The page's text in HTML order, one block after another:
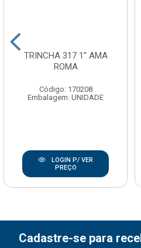
TRINCHA 317 1” AMA
ROMA
Código: 170208
Embalagem: UNIDADE
LOGIN P/ VER
PREÇO
Cadastre-se para